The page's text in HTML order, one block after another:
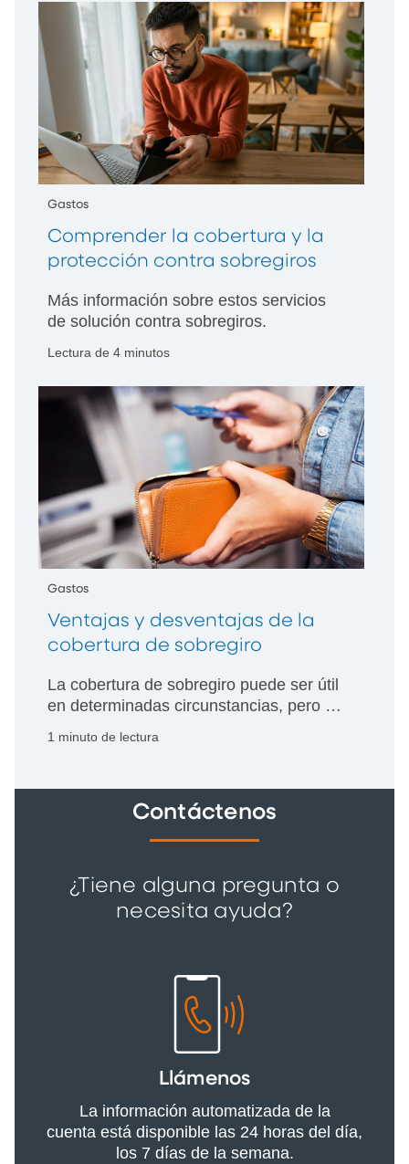
Gastos
Comprender la cobertura y la
protección contra sobregiros
Más información sobre estos servicios
de solución contra sobregiros.
Lectura de 4 minutos
Gastos
Ventajas y desventajas de la
cobertura de sobregiro
La cobertura de sobregiro puede ser útil
en determinadas circunstancias, pero es
1 minuto de lectura
Contáctenos
¿Tiene alguna pregunta o
necesita ayuda?
Llámenos
La información automatizada de la
cuenta está disponible las 24 horas del día,
los 7 días de la semana.